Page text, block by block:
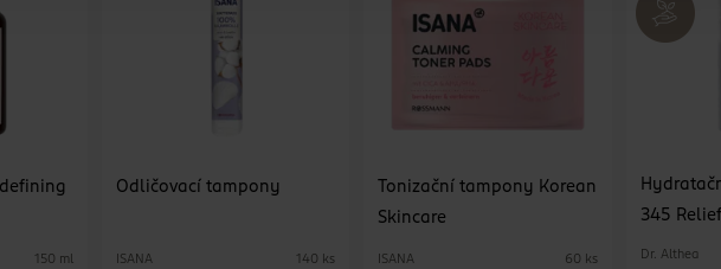
150 ml
Odličovací tampony
ISANA 140 ks
Tonizační tampony Korean
Skincare
ISANA 60 ks
345
Dr. Althea